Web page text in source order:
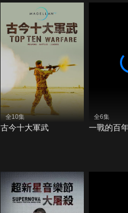
全10集
古今十大軍武
全6集
一戰的百